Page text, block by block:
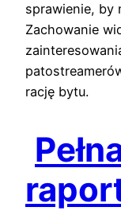
sprawienie, by
Zachowanie
rację bytu.